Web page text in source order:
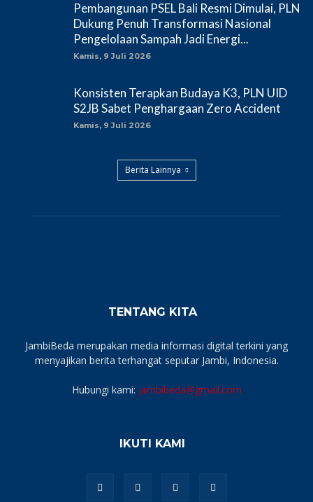
Pembangunan PSEL Bali Resmi Dimulai, PLN
Dukung Penuh Transformasi Nasional
Pengelolaan Sampah Jadi Energi...
Kamis, 9 Juli 2026
Konsisten Terapkan Budaya K3, PLN UID
S2JB Sabet Penghargaan Zero Accident
Kamis, 9 Juli 2026
Berita Lainnya
TENTANG KITA
JambiBeda merupakan media informasi digital terkini yang
menyajikan berita terhangat seputar Jambi, Indonesia.
Hubungi kami: jambibeda@gmail.com
IKUTI KAMI